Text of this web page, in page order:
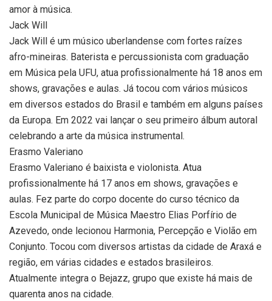
amor à música.
Jack Will
Jack Will é um músico uberlandense com fortes raízes
afro-mineiras. Baterista e percussionista com graduação
em Música pela UFU, atua profissionalmente há 18 anos em
shows, gravações e aulas. Já tocou com vários músicos
em diversos estados do Brasil e também em alguns países
da Europa. Em 2022 vai lançar o seu primeiro álbum autoral
celebrando a arte da música instrumental.
Erasmo Valeriano
Erasmo Valeriano é baixista e violonista. Atua
profissionalmente há 17 anos em shows, gravações e
aulas. Fez parte do corpo docente do curso técnico da
Escola Municipal de Música Maestro Elias Porfírio de
Azevedo, onde lecionou Harmonia, Percepção e Violão em
Conjunto. Tocou com diversos artistas da cidade de Araxá e
região, em várias cidades e estados brasileiros.
Atualmente integra o Bejazz, grupo que existe há mais de
quarenta anos na cidade.